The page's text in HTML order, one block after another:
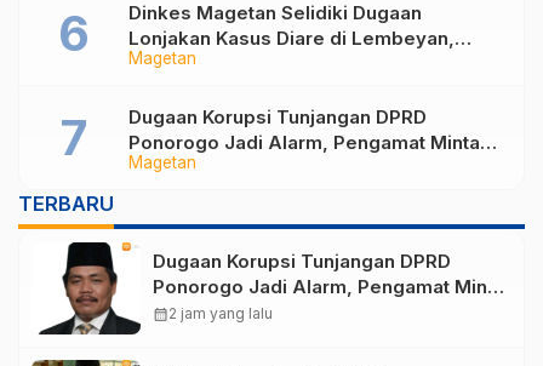
Magetan
Dinkes Magetan Selidiki Dugaan
Lonjakan Kasus Diare di Lembeyan,
Lakukan Penyelidikan Epidemiologi
Magetan
Dugaan Korupsi Tunjangan DPRD
Ponorogo Jadi Alarm, Pengamat Minta
Magetan Perkuat Tata Kelola
TERBARU
Dugaan Korupsi Tunjangan DPRD
Ponorogo Jadi Alarm, Pengamat Minta
Magetan Perkuat Tata Kelola
calendar_month2 jam yang lalu